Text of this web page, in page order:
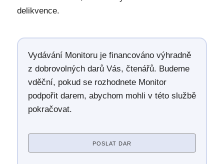
delikvence.
Vydávání Monitoru je financováno výhradně
z dobrovolných darů Vás, čtenářů. Budeme
vděční, pokud se rozhodnete Monitor
podpořit darem, abychom mohli v této službě
pokračovat.
POSLAT DAR